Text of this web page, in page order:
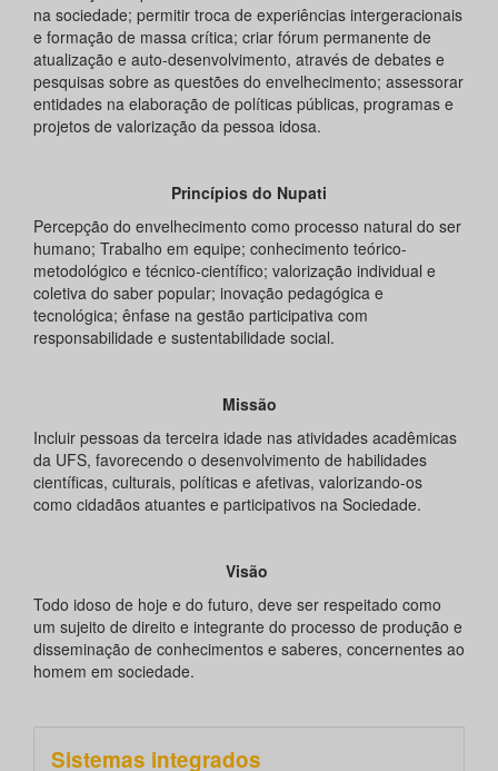
na sociedade; permitir troca de experiências intergeracionais
e formação de massa crítica; criar fórum permanente de
atualização e auto­-desenvolvimento, através de debates e
pesquisas sobre as questões do envelhecimento; assessorar
entidades na elaboração de políticas públicas, programas e
projetos de valorização da pessoa idosa.
Princípios do Nupati
Percepção do envelhecimento como processo natural do ser
humano; Trabalho em equipe; conhecimento teórico-
metodológico e técnico-científico; valorização individual e
coletiva do saber popular; inovação pedagógica e
tecnológica; ênfase na gestão participativa com
responsabilidade e sustentabilidade social.
Missão
Incluir pessoas da terceira idade nas atividades acadêmicas
da UFS, favorecendo o desenvolvimento de habilidades
científicas, culturais, políticas e afetivas, valorizando-os
como cidadãos atuantes e participativos na Sociedade.
Visão
Todo idoso de hoje e do futuro, deve ser respeitado como
um sujeito de direito e integrante do processo de produção e
disseminação de conhecimentos e saberes, concernentes ao
homem em sociedade.
Sistemas integrados